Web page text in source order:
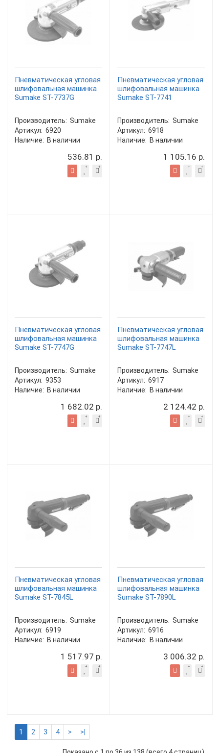
Пневматическая угловая
шлифовальная машинка
Sumake ST-7737G
Производитель: Sumake
Артикул: 6920
Наличие: В наличии
536.81 р.
Пневматическая угловая
шлифовальная машинка
Sumake ST-7741
Производитель: Sumake
Артикул: 6918
Наличие: В наличии
1 105.16 р.
Пневматическая угловая
шлифовальная машинка
Sumake ST-7747G
Производитель: Sumake
Артикул: 9353
Наличие: В наличии
1 682.02 р.
Пневматическая угловая
шлифовальная машинка
Sumake ST-7747L
Производитель: Sumake
Артикул: 6917
Наличие: В наличии
2 124.42 р.
Пневматическая угловая
шлифовальная машинка
Sumake ST-7845L
Производитель: Sumake
Артикул: 6919
Наличие: В наличии
1 517.97 р.
Пневматическая угловая
шлифовальная машинка
Sumake ST-7890L
Производитель: Sumake
Артикул: 6916
Наличие: В наличии
3 006.32 р.
1 2 3 4 > >|